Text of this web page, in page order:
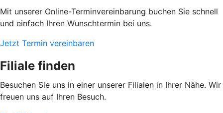
Mit unserer Online-Terminvereinbarung buchen Sie schnell
und einfach Ihren Wunschtermin bei uns.
Jetzt Termin vereinbaren
Filiale finden
Besuchen Sie uns in einer unserer Filialen in Ihrer Nähe. Wir
freuen uns auf Ihren Besuch.